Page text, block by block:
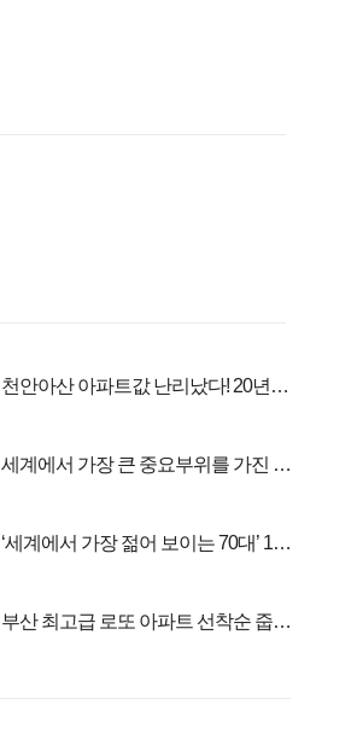
천안아산 아파트값 난리났다! 20년
세계에서 가장 큰 중요부위를 가진 남
‘세계에서 가장 젊어 보이는 70대’ 1위
부산 최고급 로또 아파트 선착순 줍줍